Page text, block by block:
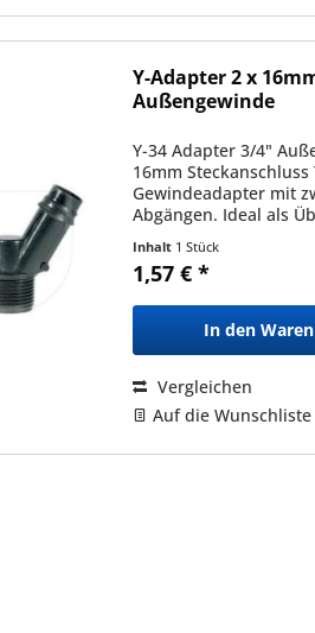
Y-Adapter 2 x
Außengewinde
Y-34 Adapter 3/4"
16mm Steckanschluss
Gewindeadapter mit
Abgängen. Ideal als
) auf 2x16mm
Verteilerrohr um ein
Inhalt 1 Stück
1,57 € *
In den
Vergleichen
Auf die Wunschliste